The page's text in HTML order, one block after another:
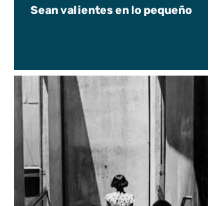
Sean valientes en lo pequeño